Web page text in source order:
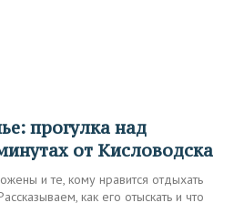
от Кисловодска
и те, кому нравится отдыхать
как его отыскать и что